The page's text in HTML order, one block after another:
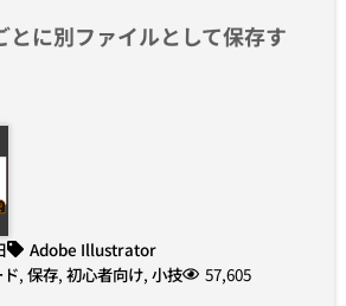
とに別ファイルとして保存す
Adobe Illustrator
, 保存, 初心者向け, 小技 57,605